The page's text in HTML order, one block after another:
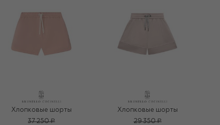
Хлопковые шорты
37 250 ₽
Хлопковые шорты
29 350 ₽